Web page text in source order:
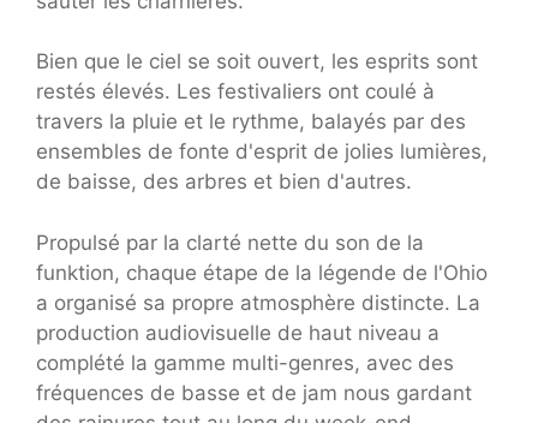
Bien que le ciel se soit ouvert, les esprits sont
restés élevés. Les festivaliers ont coulé à
travers la pluie et le rythme, balayés par des
ensembles de fonte d'esprit de jolies lumières,
de baisse, des arbres et bien d'autres.
Propulsé par la clarté nette du son de la
funktion, chaque étape de la légende de l'Ohio
a organisé sa propre atmosphère distincte. La
production audiovisuelle de haut niveau a
complété la gamme multi-genres, avec des
fréquences de basse et de jam nous gardant